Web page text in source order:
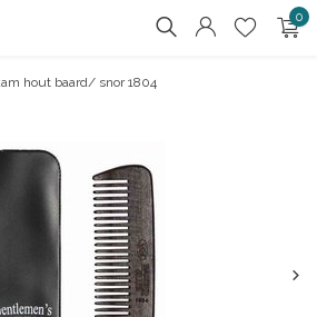
0
hout baard/ snor 1804